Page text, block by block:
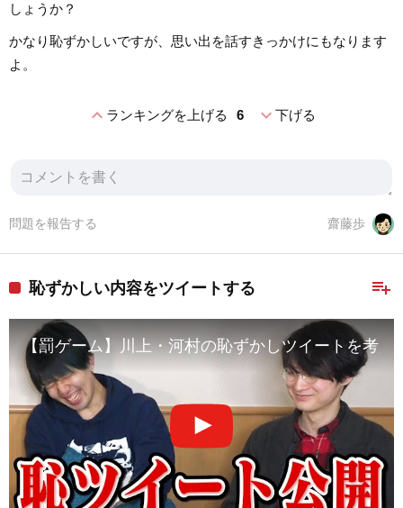
しょうか？
かなり恥ずかしいですが、思い出を話すきっかけにもなります
よ。
expand_lessランキングを上げる 6 expand_more下げる
齋藤歩
問題を報告する
playlist_add
恥ずかしい内容をツイートする
【罰ゲーム】川上・河村の恥ずかしツイートを考え